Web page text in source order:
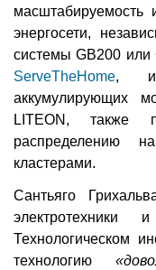
энергосети,
системы GB200 или
ServeTheHome,
аккумулирующих
LITEON, также
распределению
кластерами.
Сантьяго
электротехники
Технологическом
технологию